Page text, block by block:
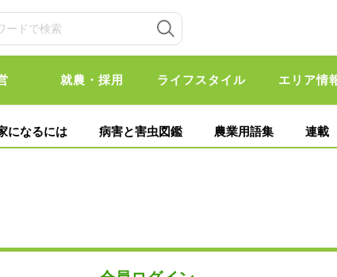
就農・採用 ライフスタイル エリア情
になるには 病害と害虫図鑑 農業用語集 連載